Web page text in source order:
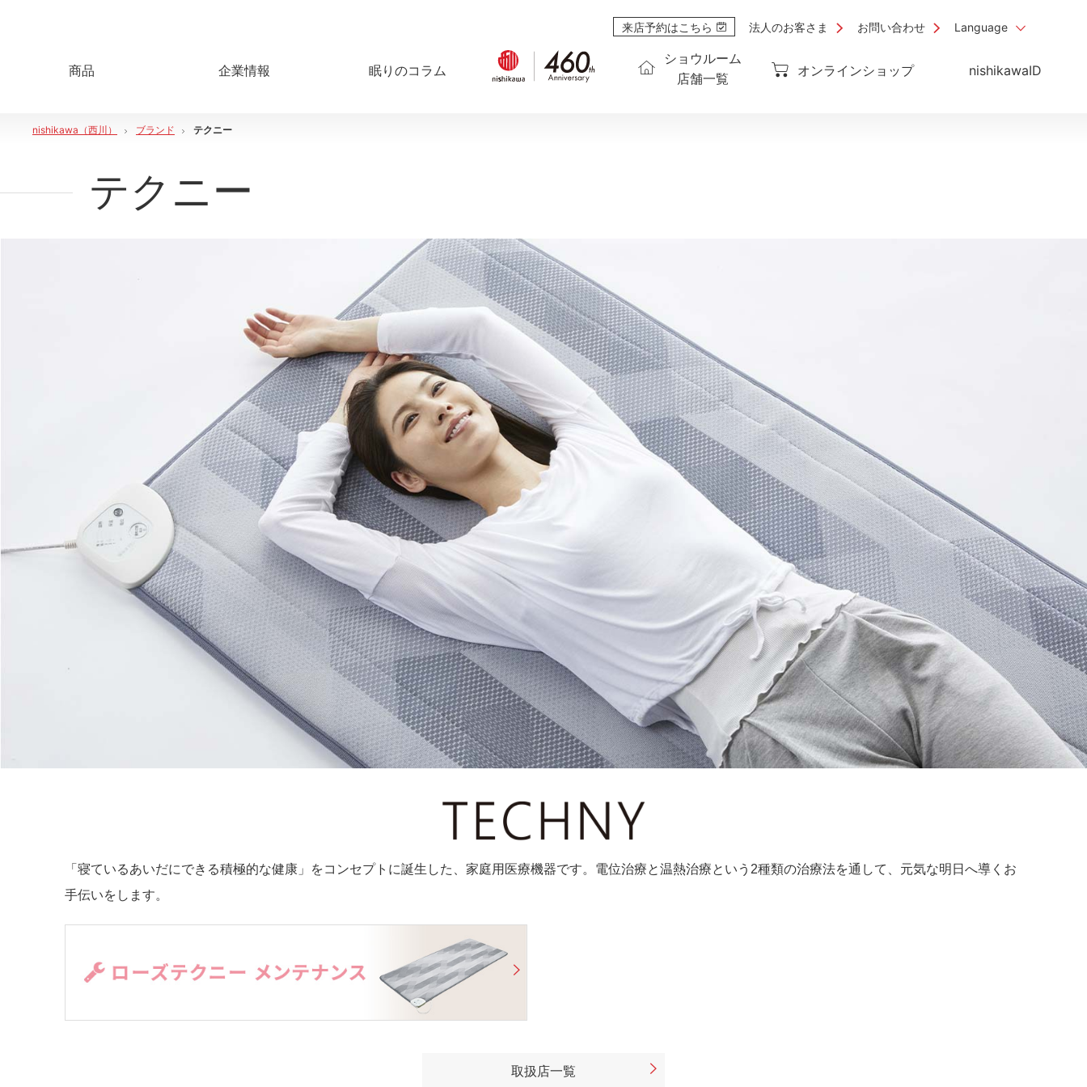
商品 企業情報 眠りのコラム
ショウルーム
店舗一覧
オンラインショップ nishikawaID
来店予約はこちら 法人のお客さま お問い合わせ Language
nishikawa（西川） ブランド テクニー
テクニー
「寝ているあいだにできる積極的な健康」をコンセプトに誕生した、家庭用医療機器です。電位治療と温熱治療という2種類の治療法を通して、元気な明日へ導くお
手伝いをします。
取扱店一覧